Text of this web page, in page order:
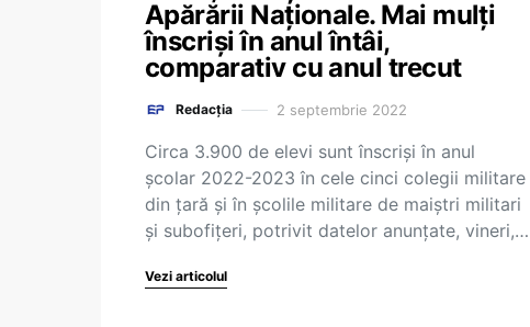
Apărării Naționale. Mai mulți
înscriși în anul întâi,
comparativ cu anul trecut
Redacția 2 septembrie 2022
Circa 3.900 de elevi sunt înscriși în anul
școlar 2022-2023 în cele cinci colegii militare
din țară și în școlile militare de maiștri militari
și subofițeri, potrivit datelor anunțate, vineri,…
Vezi articolul